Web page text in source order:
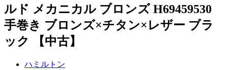
ルド メカニカル ブロンズ H69459530
手巻き ブロンズ×チタン×レザー ブラ
ック 【中古】
ハミルトン